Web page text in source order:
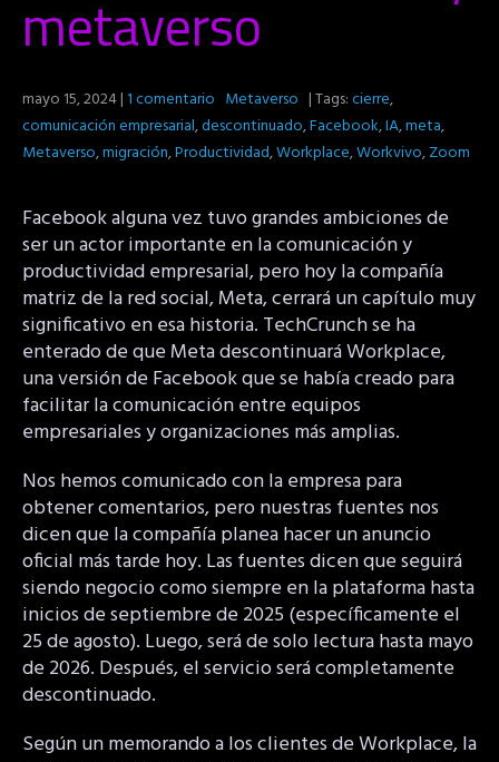
metaverso
mayo 15, 2024|1 comentario Metaverso | Tags:cierre,
comunicación empresarial,descontinuado,Facebook,IA,meta,
Metaverso,migración,Productividad,Workplace,Workvivo,Zoom
Facebook alguna vez tuvo grandes ambiciones de
ser un actor importante en la comunicación y
productividad empresarial, pero hoy la compañía
matriz de la red social, Meta, cerrará un capítulo muy
significativo en esa historia. TechCrunch se ha
enterado de que Meta descontinuará Workplace,
una versión de Facebook que se había creado para
facilitar la comunicación entre equipos
empresariales y organizaciones más amplias.
Nos hemos comunicado con la empresa para
obtener comentarios, pero nuestras fuentes nos
dicen que la compañía planea hacer un anuncio
oficial más tarde hoy. Las fuentes dicen que seguirá
siendo negocio como siempre en la plataforma hasta
inicios de septiembre de 2025 (específicamente el
25 de agosto). Luego, será de solo lectura hasta mayo
de 2026. Después, el servicio será completamente
descontinuado.
Según un memorando a los clientes de Workplace, la